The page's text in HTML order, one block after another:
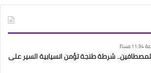
للمصطافين.. شرطة طنجة تؤمن انسيابية السير على